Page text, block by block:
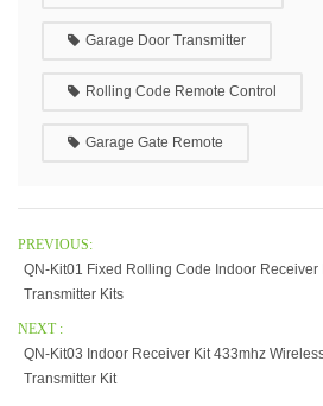
Garage Door Transmitter
Rolling Code Remote Control
Garage Gate Remote
PREVIOUS:
QN-Kit01 Fixed Rolling Code Indoor
Transmitter Kits
NEXT :
QN-Kit03 Indoor Receiver Kit 433mhz
Transmitter Kit